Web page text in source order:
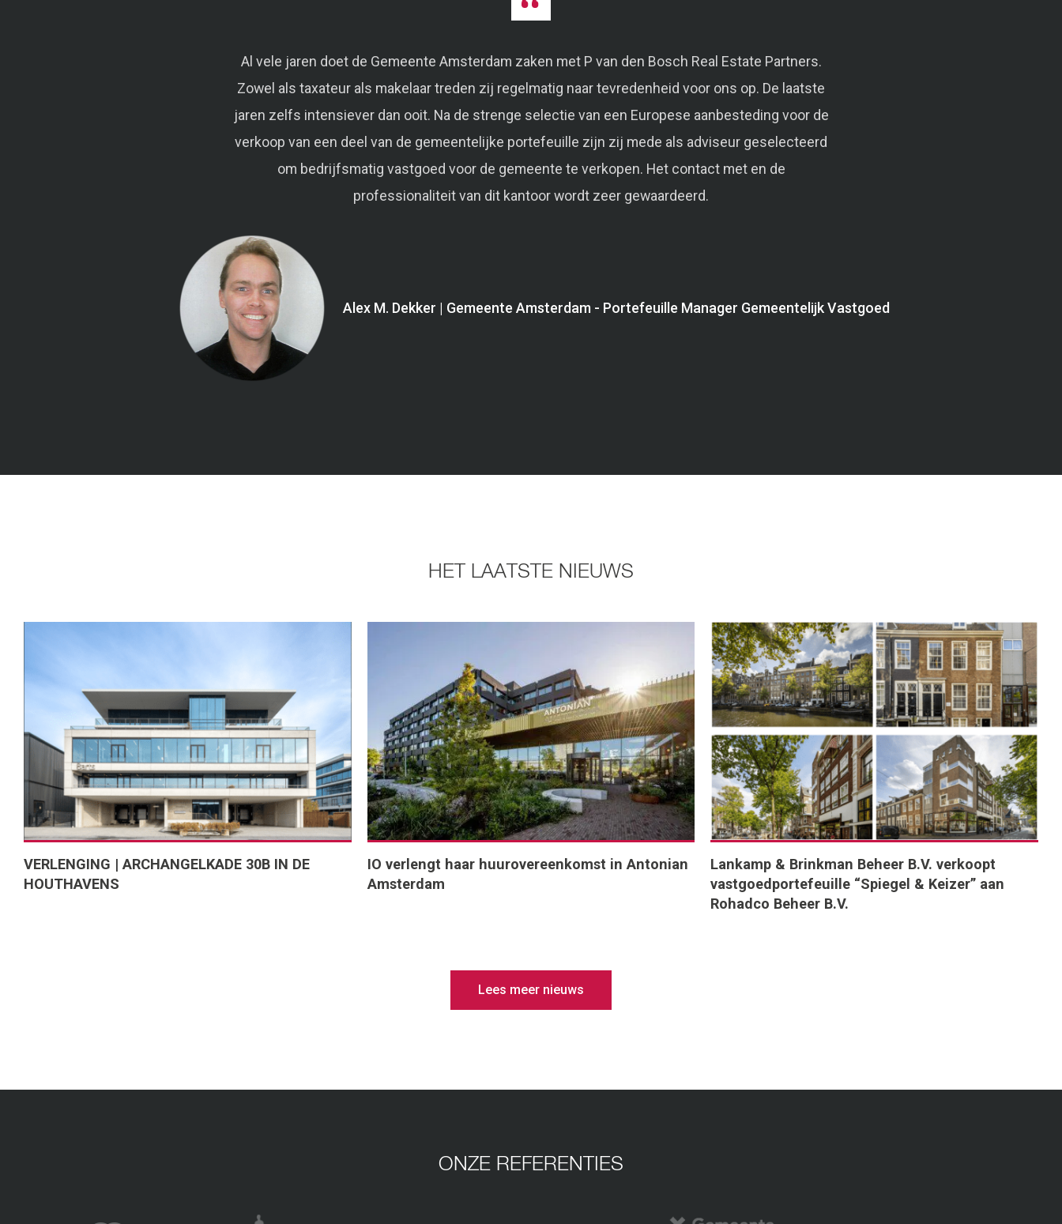
Al vele jaren doet de Gemeente Amsterdam zaken met P van den Bosch Real Estate Partners.
Zowel als taxateur als makelaar treden zij regelmatig naar tevredenheid voor ons op. De laatste
jaren zelfs intensiever dan ooit. Na de strenge selectie van een Europese aanbesteding voor de
verkoop van een deel van de gemeentelijke portefeuille zijn zij mede als adviseur geselecteerd
om bedrijfsmatig vastgoed voor de gemeente te verkopen. Het contact met en de
professionaliteit van dit kantoor wordt zeer gewaardeerd.
Alex M. Dekker | Gemeente Amsterdam - Portefeuille Manager Gemeentelijk Vastgoed
HET LAATSTE NIEUWS
VERLENGING | ARCHANGELKADE 30B IN DE
HOUTHAVENS
IO verlengt haar huurovereenkomst in Antonian
Amsterdam
Lankamp & Brinkman Beheer B.V. verkoopt
vastgoedportefeuille “Spiegel & Keizer” aan
Rohadco Beheer B.V.
Lees meer nieuws
ONZE REFERENTIES